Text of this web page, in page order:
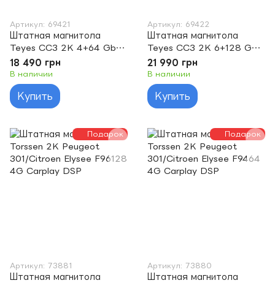
Артикул: 69421
Штатная магнитола
Teyes CC3 2K 4+64 Gb
Citroen C-Elysee 2008-
2013 9"
18 490 грн
В наличии
Купить
Артикул: 69422
Штатная магнитола
Teyes CC3 2K 6+128 Gb
Citroen C-Elysee 2008-
2013 9"
21 990 грн
В наличии
Купить
Подарок
Артикул: 73881
Штатная магнитола
Подарок
Артикул: 73880
Штатная магнитола